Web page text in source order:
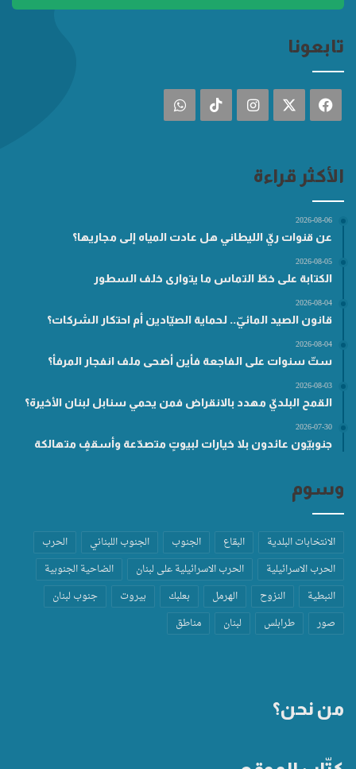
تابعونا
فيسبوك انستقرام ‫TikTokواتساب
الأكثر قراءة
2026-08-06
عن قنوات ريّ الليطاني هل عادت المياه إلى مجاريها؟
2026-08-05
الكتابة على خطّ التماس ما يتوارى خلف السطور
2026-08-04
قانون الصيد المائيّ.. لحماية الصيّادين أم احتكار الشركات؟
2026-08-04
ستّ سنوات على الفاجعة فأين أضحى ملف انفجار المرفأ؟
2026-08-03
القمح البلديّ مهدد بالانقراض فمن يحمي سنابل لبنان الأخيرة؟
2026-07-30
جنوبيّون عائدون بلا خيارات لبيوتٍ متصدّعة وأسقفٍ متهالكة
وسوم
الانتخابات البلدية البقاع الجنوب الجنوب اللبناني
الحرب
الحرب الاسرائيلية
الحرب الاسرائيلية على لبنان
الضاحية الجنوبية
النبطية
النزوح الهرمل بعلبك بيروت
جنوب لبنان
صور
طرابلس لبنان مناطق
من نحن؟